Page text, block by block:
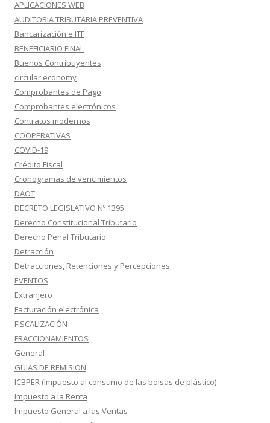
APLICACIONES WEB
AUDITORIA TRIBUTARIA PREVENTIVA
Bancarización e ITF
BENEFICIARIO FINAL
Buenos Contribuyentes
circular economy
Comprobantes de Pago
Comprobantes electrónicos
Contratos modernos
COOPERATIVAS
COVID-19
Crédito Fiscal
Cronogramas de vencimientos
DAOT
DECRETO LEGISLATIVO Nº 1395
Derecho Constitucional Tributario
Derecho Penal Tributario
Detracción
Detracciones, Retenciones y Percepciones
EVENTOS
Extranjero
Facturación electrónica
FISCALIZACIÓN
FRACCIONAMIENTOS
General
GUIAS DE REMISION
ICBPER (Impuesto al consumo de las bolsas de plástico)
Impuesto a la Renta
Impuesto General a las Ventas